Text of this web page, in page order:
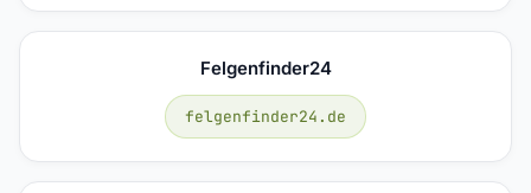
Felgenfinder24
felgenfinder24.de